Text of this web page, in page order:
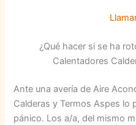
¿Qué hacer si se ha
Calentadores
Ante una avería de Aire
Calderas y Termos Aspes lo
pánico. Los a/a, del mismo